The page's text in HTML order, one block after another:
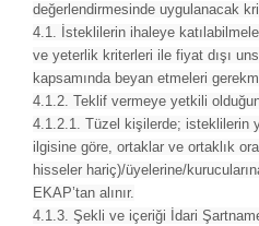
değerlendirmesinde uygulanacak
4.1. İsteklilerin ihaleye
ve yeterlik kriterleri ile fiyat dışı
kapsamında beyan etmeleri
4.1.2. Teklif vermeye yetkili
4.1.2.1. Tüzel kişilerde; isteklilerin
ilgisine göre, ortaklar ve ortaklık
hisseler hariç)/üyelerine/
EKAP’tan alınır.
4.1.3. Şekli ve içeriği İdari